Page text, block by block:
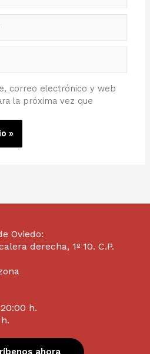
correo electrónico y web
la próxima vez que
Oviedo:
derecha, 1º 10. C.P.
h.
ahora